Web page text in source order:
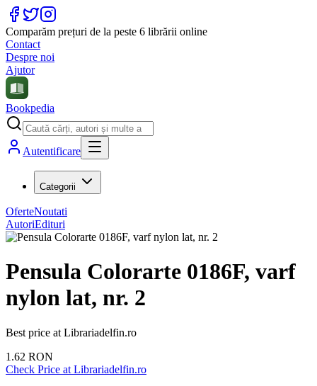
Comparăm prețuri de la peste 6 librării online
Contact
Despre noi
Ajutor
Bookpedia
Autentificare
Categorii
OferteNoutati
AutoriEdituri
Pensula Colorarte 0186F, varf
nylon lat, nr. 2
Best price at Librariadelfin.ro
1.62 RON
Check Price at Librariadelfin.ro